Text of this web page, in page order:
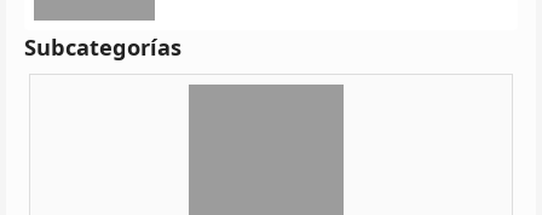
Subcategorías